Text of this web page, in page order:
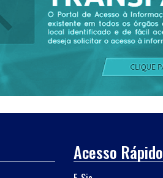
Acesso Rápido